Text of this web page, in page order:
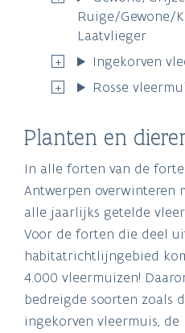
Ruige/Gewone/
Laatvlieger
Ingekorven
Rosse
Planten en
In alle forten van de
Antwerpen overwinteren
alle jaarlijks getelde
Voor de forten die deel
habitatrichtlijngebied
4.000 vleermuizen!
bedreigde soorten zoals
ingekorven vleermuis,